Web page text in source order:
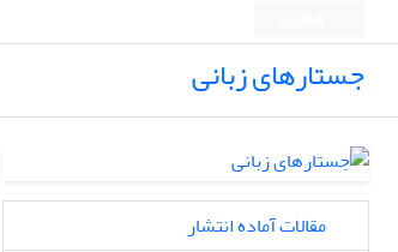
جستارهای زبانی
مقالات آماده انتشار